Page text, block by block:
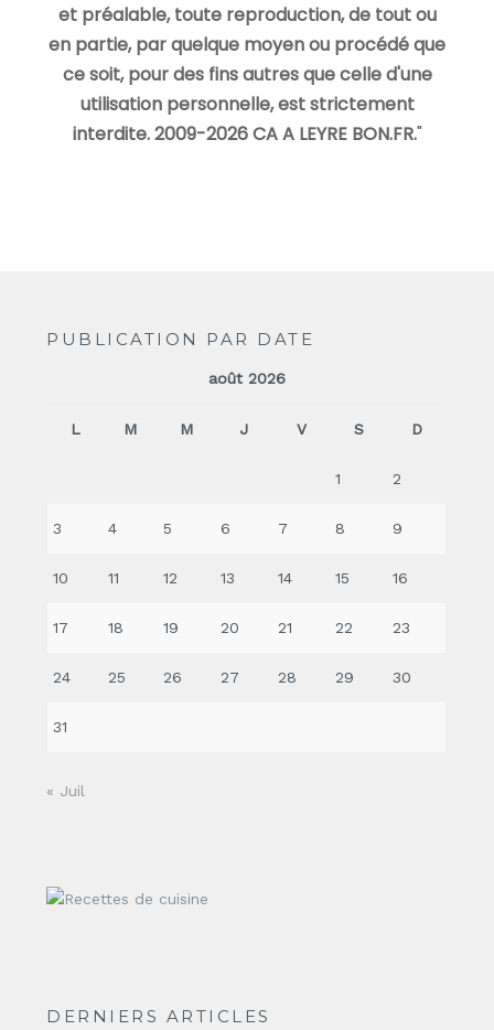
et préalable, toute reproduction, de tout ou
en partie, par quelque moyen ou procédé que
ce soit, pour des fins autres que celle d'une
utilisation personnelle, est strictement
interdite. 2009-2026 CA A LEYRE BON.FR."
PUBLICATION PAR DATE
août 2026
L M M J V S D
1 2
3 4 5 6 7 8 9
10 11 12 13 14 15 16
17 18 19 20 21 22 23
24 25 26 27 28 29 30
31
« Juil
DERNIERS ARTICLES